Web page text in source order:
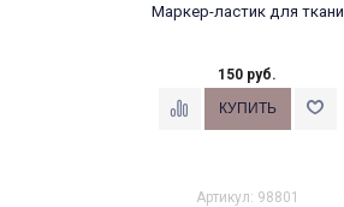
Маркер-ластик для ткани
150 руб.
Артикул: 98801